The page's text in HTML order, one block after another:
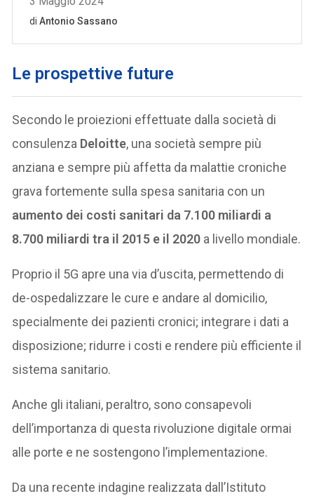
Le prospettive future
Secondo le proiezioni effettuate dalla società di
consulenza Deloitte, una società sempre più
anziana e sempre più affetta da malattie croniche
grava fortemente sulla spesa sanitaria con un
aumento dei costi sanitari da 7.100 miliardi a
8.700 miliardi tra il 2015 e il 2020 a livello mondiale.
Proprio il 5G apre una via d’uscita, permettendo di
de-ospedalizzare le cure e andare al domicilio,
specialmente dei pazienti cronici; integrare i dati a
disposizione; ridurre i costi e rendere più efficiente il
sistema sanitario.
Anche gli italiani, peraltro, sono consapevoli
dell’importanza di questa rivoluzione digitale ormai
alle porte e ne sostengono l’implementazione.
Da una recente indagine realizzata dall’Istituto